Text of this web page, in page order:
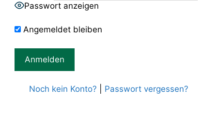
Passwort anzeigen
Angemeldet bleiben
Noch kein Konto? Passwort vergessen?